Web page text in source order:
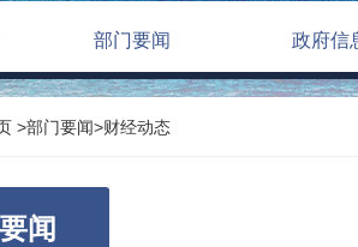
部门要闻 政府信
>部门要闻>财经动态
闻